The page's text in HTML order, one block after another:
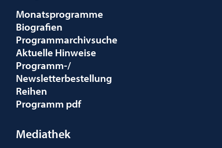
Monatsprogramme
Biografien
Programmarchivsuche
Aktuelle Hinweise
Programm-/
Newsletterbestellung
Reihen
Programm pdf
Mediathek